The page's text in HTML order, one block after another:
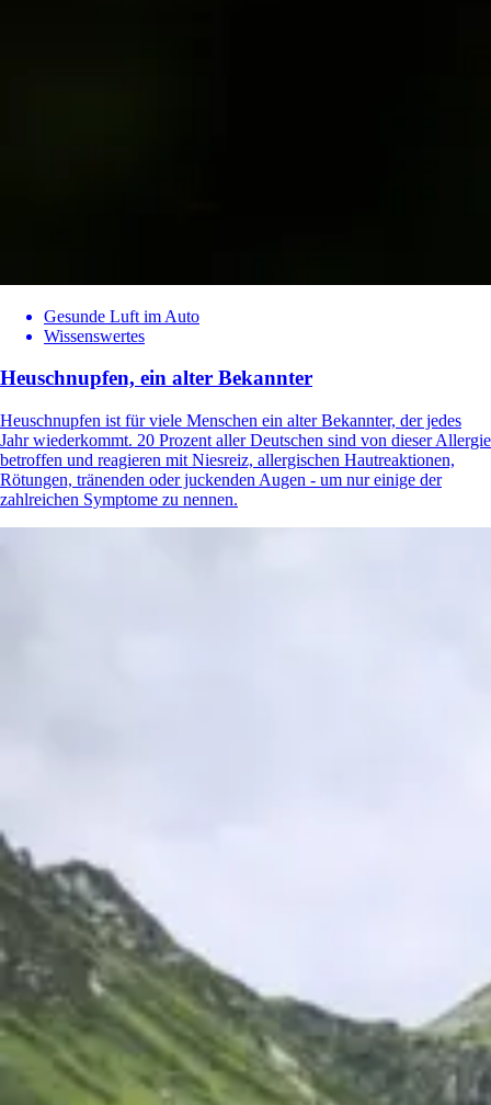
Gesunde Luft im Auto
Wissenswertes
Heuschnupfen, ein alter Bekannter
Heuschnupfen ist für viele Menschen ein alter Bekannter, der jedes
Jahr wiederkommt. 20 Prozent aller Deutschen sind von dieser Allergie
betroffen und reagieren mit Niesreiz, allergischen Hautreaktionen,
Rötungen, tränenden oder juckenden Augen - um nur einige der
zahlreichen Symptome zu nennen.